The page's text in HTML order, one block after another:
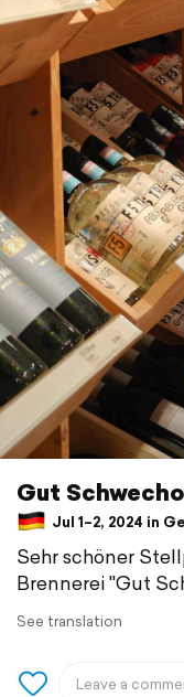
Gut
Jul 1–2, 2024 in
Sehr schöner
Brennerei "Gut
See translation